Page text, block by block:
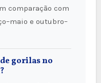
comparação com
e outubro–
gorilas no